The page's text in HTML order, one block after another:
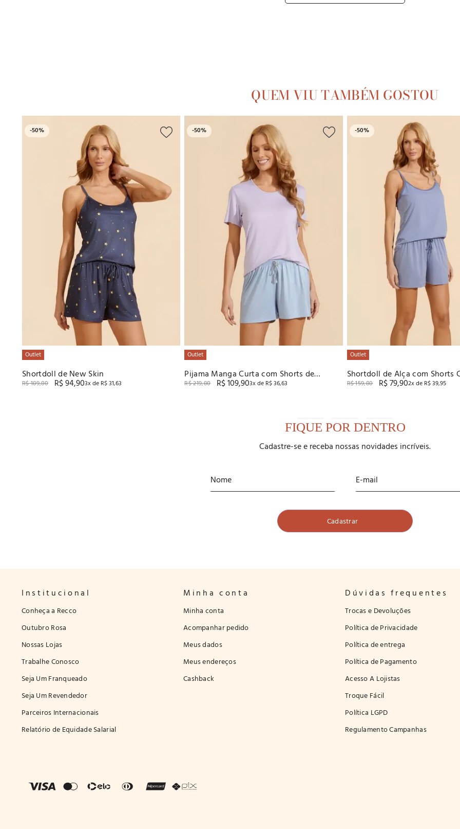
QUEM VIU TAMBÉM GOSTOU
-50%
Outlet
Shortdoll de New Skin
R$189,80 R$94,903x de R$31,63
-50%
Outlet
Pijama Manga Curta com Shorts de
Viscose Stretch com New Skin
R$219,80 R$109,903x de R$36,63
-50%
Outlet
Shortdoll de Alça com Shorts
Microfibra Listrada
R$159,80 R$79,902x de R$39,95
FIQUE POR DENTRO
Cadastre-se e receba nossas novidades incríveis.
Institucional
Conheça a Recco
Outubro Rosa
Nossas Lojas
Trabalhe Conosco
Seja Um Franqueado
Seja Um Revendedor
Parceiros Internacionais
Relatório de Equidade Salarial
Minha conta
Minha conta
Acompanhar pedido
Meus dados
Meus endereços
Cashback
Dúvidas frequentes
Trocas e Devoluções
Política de Privacidade
Política de entrega
Política de Pagamento
Acesso A Lojistas
Troque Fácil
Política LGPD
Regulamento Campanhas